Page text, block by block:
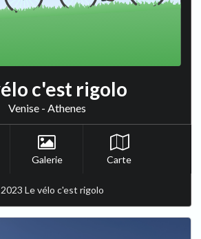
c'est rigolo
Venise - Athenes
Galerie Carte
Le vélo c'est rigolo